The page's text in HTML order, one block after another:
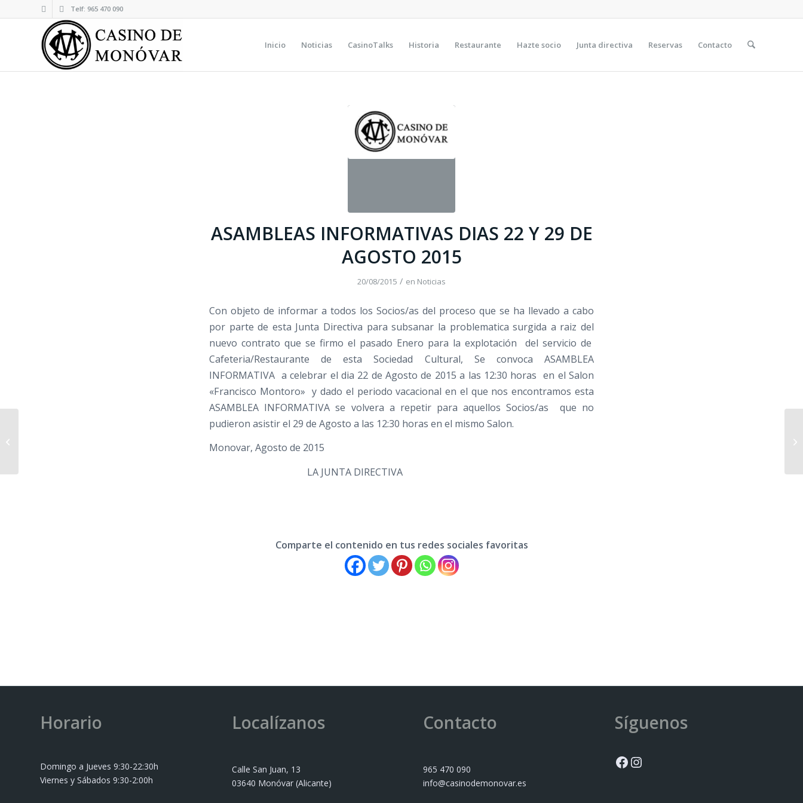
Telf: 965 470 090
Inicio Noticias CasinoTalks Historia Restaurante Hazte socio Junta directiva Reservas Contacto
ASAMBLEAS INFORMATIVAS DIAS 22 Y 29 DE
AGOSTO 2015
20/08/2015 / en Noticias
Con objeto de informar a todos los Socios/as del proceso que se ha llevado a cabo
por parte de esta Junta Directiva para subsanar la problematica surgida a raiz del
nuevo contrato que se firmo el pasado Enero para la explotación del servicio de
Cafeteria/Restaurante de esta Sociedad Cultural, Se convoca ASAMBLEA
INFORMATIVA a celebrar el dia 22 de Agosto de 2015 a las 12:30 horas en el Salon
«Francisco Montoro» y dado el periodo vacacional en el que nos encontramos esta
ASAMBLEA INFORMATIVA se volvera a repetir para aquellos Socios/as que no
pudieron asistir el 29 de Agosto a las 12:30 horas en el mismo Salon.
Monovar, Agosto de 2015
LA JUNTA DIRECTIVA
Comparte el contenido en tus redes sociales favoritas
Horario
Domingo a Jueves 9:30-22:30h
Viernes y Sábados 9:30-2:00h
Localízanos
Calle San Juan, 13
03640 Monóvar (Alicante)
Contacto
965 470 090
info@casinodemonovar.es
Síguenos